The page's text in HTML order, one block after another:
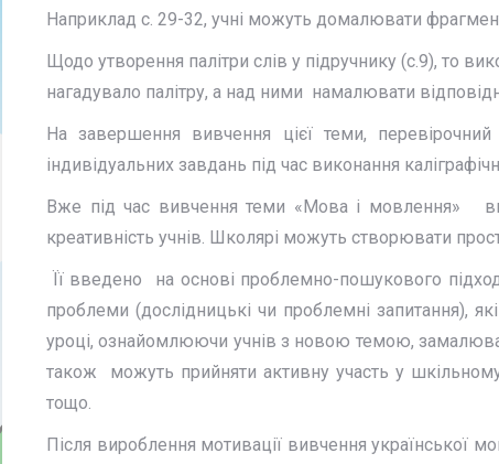
Наприклад с. 29-32, учні можуть домалювати
Щодо утворення палітри слів у підручнику (с.9), то
нагадувало палітру, а над ними намалювати
На завершення вивчення цієї теми,
індивідуальних завдань під час виконання
Вже під час вивчення теми «Мова і мовлення»
креативність учнів. Школярі можуть створювати
Її введено на основі проблемно-пошукового
проблеми (дослідницькі чи проблемні запитання),
уроці, ознайомлюючи учнів з новою темою,
також можуть прийняти активну участь у
тощо.
Після вироблення мотивації вивчення української